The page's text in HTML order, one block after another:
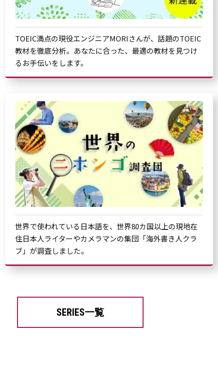
TOEIC満点の現役エンジニアMORIさんが、話題のTOEIC
教材を徹底分析。あなたに合った、最適の教材を見つけ
るお手伝いをします。
世界で使われている日本語を、世界80カ国以上の現地在
住日本人ライターやカメラマンの集団「海外書き人クラ
ブ」が調査しました。
SERIES一覧